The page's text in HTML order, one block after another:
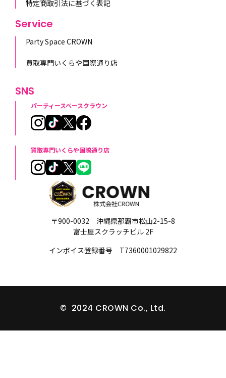
〒900-0032 沖縄県那覇市松山2-15-8
富士屋スクラッチビル 2F
インボイス登録番号 T7360001029822
特定商取引法に基づく表記
Service
Party Space CROWN
買取専門いくらや国際通り店
SNS
パーティースペースクラウン
買取専門いくらや国際通り店
© 2024 CROWN Co., Ltd.